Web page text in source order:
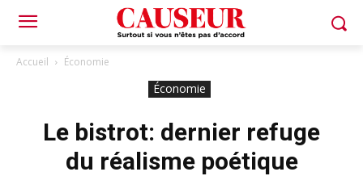
Accueil Économie
Économie
Le bistrot: dernier refuge
du réalisme poétique